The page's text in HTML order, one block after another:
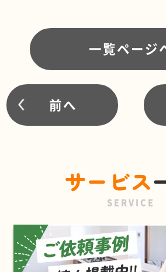
前へ
一覧ページ
サービス
SERVICE